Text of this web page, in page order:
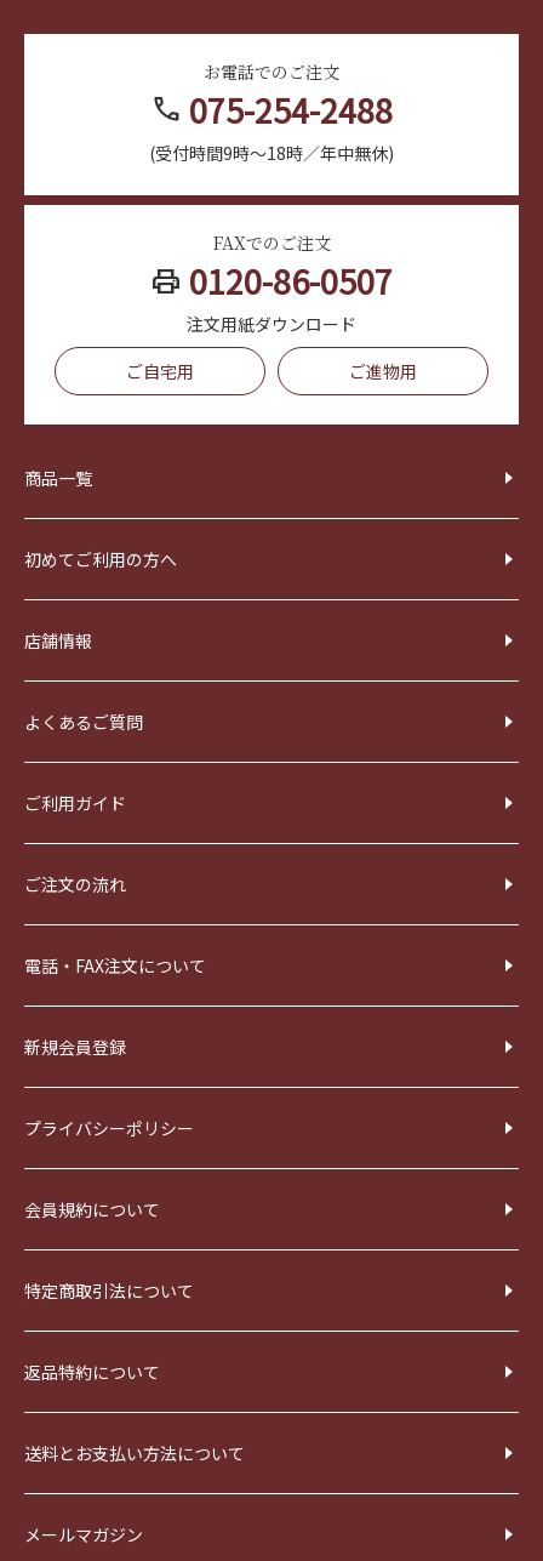
お電話でのご注文
call 075-254-2488
(受付時間9時～18時／年中無休)
FAXでのご注文
print 0120-86-0507
注文用紙ダウンロード
ご自宅用
ご進物用
商品一覧
初めてご利用の方へ
店舗情報
よくあるご質問
ご利用ガイド
ご注文の流れ
電話・FAX注文について
新規会員登録
プライバシーポリシー
会員規約について
特定商取引法について
返品特約について
送料とお支払い方法について
メールマガジン